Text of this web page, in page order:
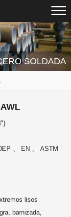
SOLDADA
、 EN 、 ASTM
lisos
barnizada,